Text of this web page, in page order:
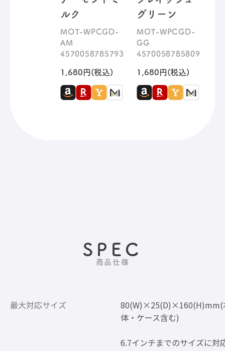
ルク
MOT-WPCGD-
AM
4570058785793
1,680円(税込)
グリーン
MOT-WPCGD-
GG
4570058785809
1,680円(税込)
SPEC
商品仕様
最大対応サイズ
80(W)×25(D)×160(H)mm(
体・ケース含む)
6.7インチまでのサイズに対